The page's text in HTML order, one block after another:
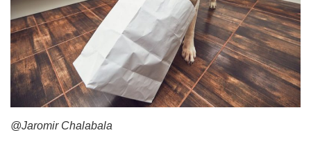
@Jaromir Chalabala